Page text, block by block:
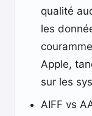
qualité
les
Apple,
sur les
AIFF vs